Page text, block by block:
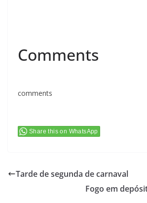
Comments
comments
Share this on WhatsApp
Tarde de segunda de carnaval
Fogo em